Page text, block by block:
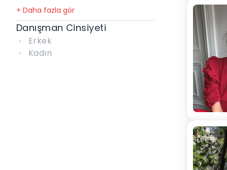
+ Daha fazla gör
Danışman Cinsiyeti
Erkek
Kadın